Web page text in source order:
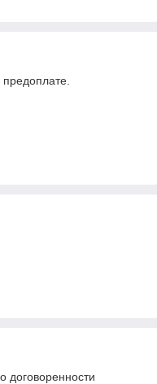
договоренности